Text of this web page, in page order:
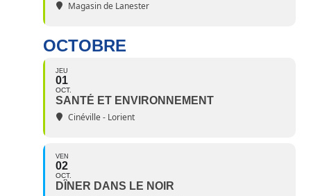
Magasin de Lanester
OCTOBRE
JEU
01
OCT.
SANTÉ ET ENVIRONNEMENT
Cinéville - Lorient
VEN
02
OCT.
DÎNER DANS LE NOIR